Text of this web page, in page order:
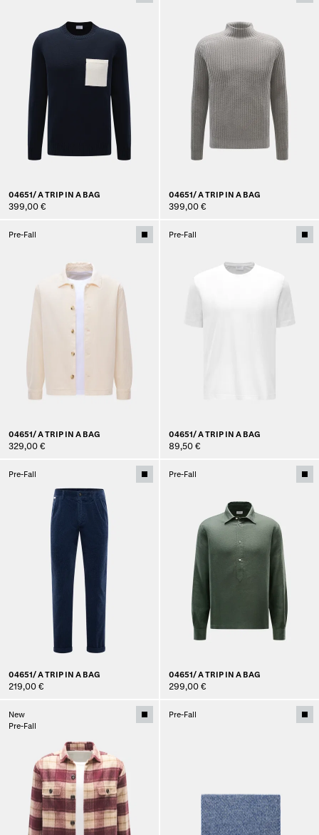
04651/ A TRIP IN A BAG
399,00 €
04651/ A TRIP IN A BAG
399,00 €
Pre-Fall
04651/ A TRIP IN A BAG
329,00 €
Pre-Fall
04651/ A TRIP IN A BAG
89,50 €
Pre-Fall
04651/ A TRIP IN A BAG
219,00 €
Pre-Fall
04651/ A TRIP IN A BAG
299,00 €
New
Pre-Fall
Pre-Fall